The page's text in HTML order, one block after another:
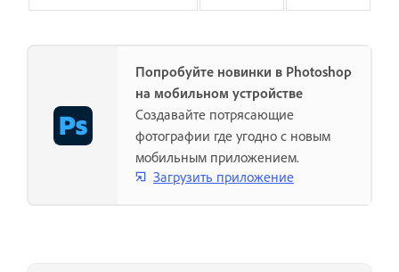
Попробуйте новинки в Photoshop
на мобильном устройстве
Создавайте потрясающие
фотографии где угодно с новым
мобильным приложением.
Загрузить приложение